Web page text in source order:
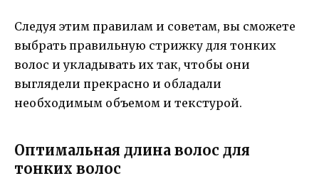
Следуя этим правилам и советам, вы сможете
выбрать правильную стрижку для тонких
волос и укладывать их так, чтобы они
выглядели прекрасно и обладали
необходимым объемом и текстурой.
Оптимальная длина волос для
тонких волос